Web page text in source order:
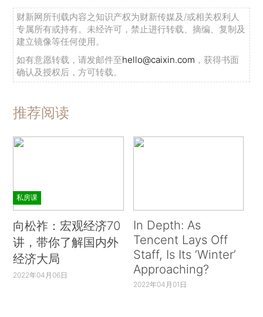
财新网所刊载内容之知识产权为财新传媒及/或相关权利人
专属所有或持有。未经许可，禁止进行转载、摘编、复制及
建立镜像等任何使用。
如有意愿转载，请发邮件至hello@caixin.com ，获得书面
确认及授权后，方可转载。
推荐阅读
私房课
向松祚：宏观经济70
讲，带你了解国内外
经济大局
2022年04月06日
In Depth: As
Tencent Lays Off
Staff, Is Its ‘Winter’
Approaching?
2022年04月01日